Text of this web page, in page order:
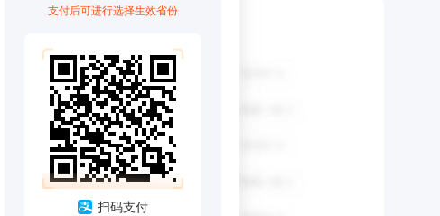
支付后可进行选择生效省份
扫码支付